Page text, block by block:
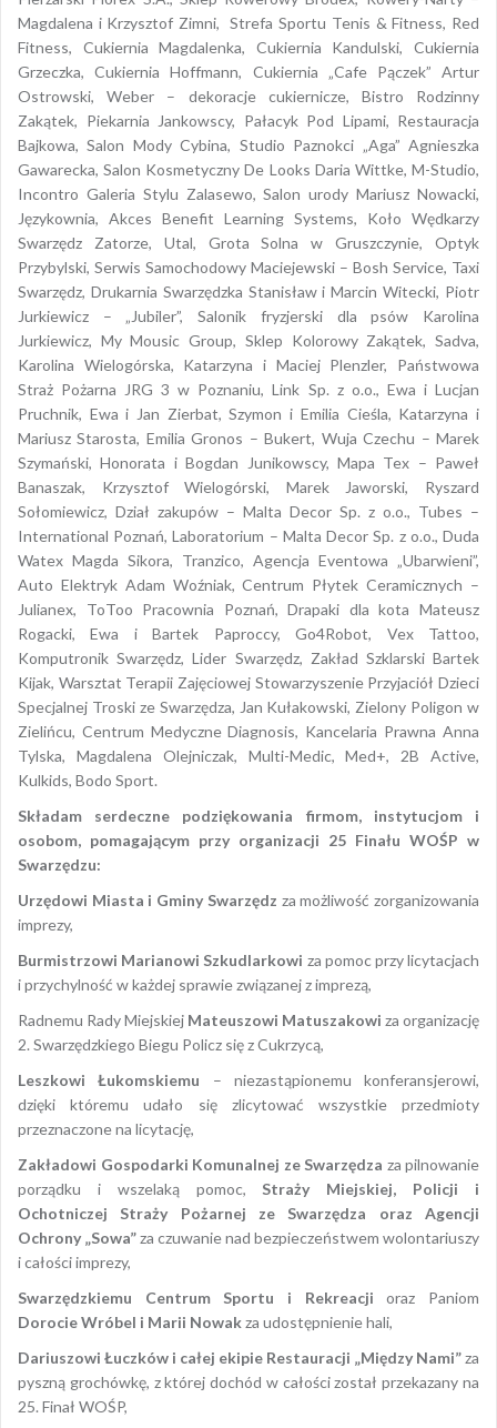
Magdalena i Krzysztof Zimni, Strefa Sportu Tenis & Fitness, Red
Fitness, Cukiernia Magdalenka, Cukiernia Kandulski, Cukiernia
Grzeczka, Cukiernia Hoffmann, Cukiernia „Cafe Pączek” Artur
Ostrowski, Weber – dekoracje cukiernicze, Bistro Rodzinny
Zakątek, Piekarnia Jankowscy, Pałacyk Pod Lipami, Restauracja
Bajkowa, Salon Mody Cybina, Studio Paznokci „Aga” Agnieszka
Gawarecka, Salon Kosmetyczny De Looks Daria Wittke, M-Studio,
Incontro Galeria Stylu Zalasewo, Salon urody Mariusz Nowacki,
Językownia, Akces Benefit Learning Systems, Koło Wędkarzy
Swarzędz Zatorze, Utal, Grota Solna w Gruszczynie, Optyk
Przybylski, Serwis Samochodowy Maciejewski – Bosh Service, Taxi
Swarzędz, Drukarnia Swarzędzka Stanisław i Marcin Witecki, Piotr
Jurkiewicz – „Jubiler”, Salonik fryzjerski dla psów Karolina
Jurkiewicz, My Mousic Group, Sklep Kolorowy Zakątek, Sadva,
Karolina Wielogórska, Katarzyna i Maciej Plenzler, Państwowa
Straż Pożarna JRG 3 w Poznaniu, Link Sp. z o.o., Ewa i Lucjan
Pruchnik, Ewa i Jan Zierbat, Szymon i Emilia Cieśla, Katarzyna i
Mariusz Starosta, Emilia Gronos – Bukert, Wuja Czechu – Marek
Szymański, Honorata i Bogdan Junikowscy, Mapa Tex – Paweł
Banaszak, Krzysztof Wielogórski, Marek Jaworski, Ryszard
Sołomiewicz, Dział zakupów – Malta Decor Sp. z o.o., Tubes –
International Poznań, Laboratorium – Malta Decor Sp. z o.o., Duda
Watex Magda Sikora, Tranzico, Agencja Eventowa „Ubarwieni”,
Auto Elektryk Adam Woźniak, Centrum Płytek Ceramicznych –
Julianex, ToToo Pracownia Poznań, Drapaki dla kota Mateusz
Rogacki, Ewa i Bartek Paproccy, Go4Robot, Vex Tattoo,
Komputronik Swarzędz, Lider Swarzędz, Zakład Szklarski Bartek
Kijak, Warsztat Terapii Zajęciowej Stowarzyszenie Przyjaciół Dzieci
Specjalnej Troski ze Swarzędza, Jan Kułakowski, Zielony Poligon w
Zielińcu, Centrum Medyczne Diagnosis, Kancelaria Prawna Anna
Tylska, Magdalena Olejniczak, Multi-Medic, Med+, 2B Active,
Kulkids, Bodo Sport.
Składam serdeczne podziękowania firmom, instytucjom i
osobom, pomagającym przy organizacji 25 Finału WOŚP w
Swarzędzu:
Urzędowi Miasta i Gminy Swarzędz za możliwość zorganizowania
imprezy,
Burmistrzowi Marianowi Szkudlarkowi za pomoc przy licytacjach
i przychylność w każdej sprawie związanej z imprezą,
Radnemu Rady Miejskiej Mateuszowi Matuszakowi za organizację
2. Swarzędzkiego Biegu Policz się z Cukrzycą,
Leszkowi Łukomskiemu – niezastąpionemu konferansjerowi,
dzięki któremu udało się zlicytować wszystkie przedmioty
przeznaczone na licytację,
Zakładowi Gospodarki Komunalnej ze Swarzędza za pilnowanie
porządku i wszelaką pomoc, Straży Miejskiej, Policji i
Ochotniczej Straży Pożarnej ze Swarzędza oraz Agencji
Ochrony „Sowa”za czuwanie nad bezpieczeństwem wolontariuszy
i całości imprezy,
Swarzędzkiemu Centrum Sportu i Rekreacji oraz Paniom
Dorocie Wróbel i Marii Nowakza udostępnienie hali,
Dariuszowi Łuczków i całej ekipie Restauracji „Między Nami”za
pyszną grochówkę, z której dochód w całości został przekazany na
25. Finał WOŚP,